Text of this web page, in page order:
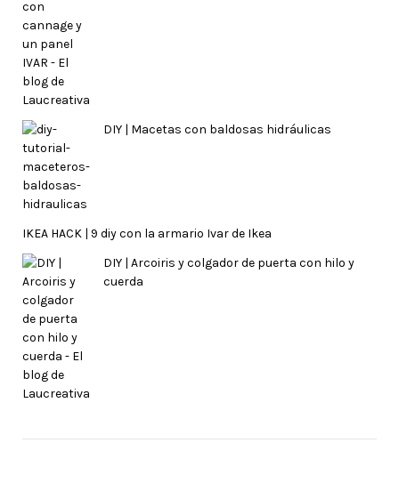
DIY | Macetas con baldosas hidráulicas
IKEA HACK | 9 diy con la armario Ivar de Ikea
DIY | Arcoiris y colgador de puerta con hilo y
cuerda